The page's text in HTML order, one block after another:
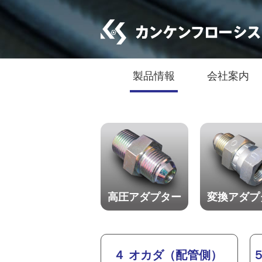
製品情報 会社案内
高圧アダプター 変換アダプ
４ オカダ（配管側）